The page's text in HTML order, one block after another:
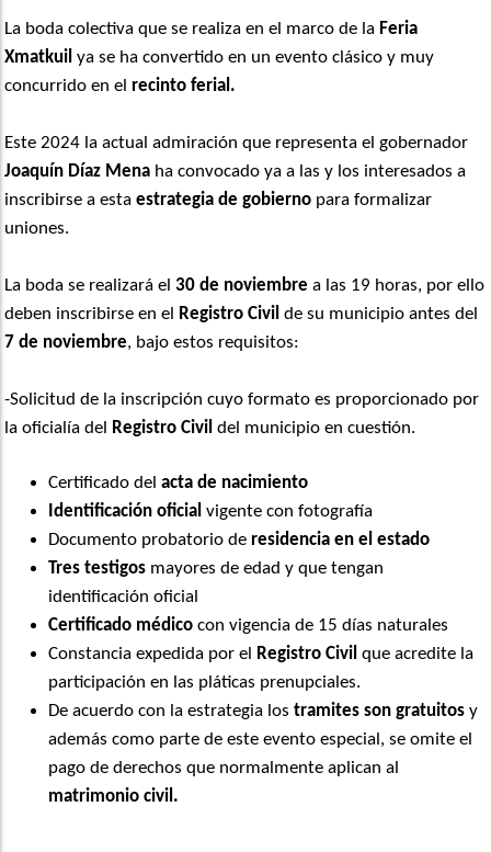
La boda colectiva que se realiza en el marco de la Feria
Xmatkuil ya se ha convertido en un evento clásico y muy
concurrido en elrecinto ferial.
Este 2024 la actual admiración que representa el gobernador
Joaquín Díaz Mena ha convocado ya a las y los interesados a
inscribirse a estaestrategia de gobierno para formalizar
uniones.
La boda se realizará el 30 de noviembre a las 19 horas, por ello
deben inscribirse en el
Registro Civil de su municipio antes del
7 de noviembre, bajo estos requisitos:
-Solicitud de la inscripción cuyo formato es proporcionado por
la oficialía del
Registro Civil del municipio en cuestión.
Certificado delacta de nacimiento
Identificación oficial vigente con fotografía
Documento probatorio deresidencia en el estado
Tres testigos mayores de edad y que tengan
identificación oficial
Certificado médico con vigencia de 15 días naturales
Constancia expedida por el
Registro Civil que acredite la
participación en las pláticas prenupciales.
De acuerdo con la estrategia los tramites son gratuitos y
además como parte de este evento especial, se omite el
pago de derechos que normalmente aplican al
matrimonio civil.